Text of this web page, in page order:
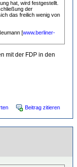
hat, wird festgestellt.
der
das freilich wenig von
[www.berliner-
mit der FDP in den
Beitrag zitieren